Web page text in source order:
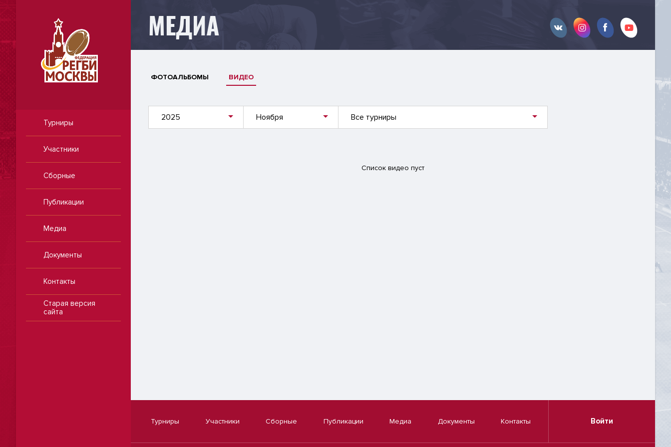
Турниры
Участники
Сборные
Публикации
Медиа
Документы
Контакты
Старая версия
сайта
МЕДИА
ФОТОАЛЬБОМЫ ВИДЕО
2025 Ноября Все турниры
Список видео пуст
Турниры Участники Сборные Публикации Медиа Документы Контакты Войти